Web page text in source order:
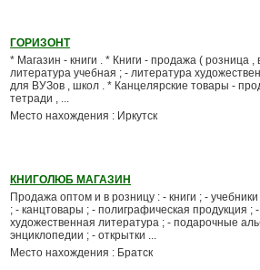
ГОРИЗОНТ
* Магазин - книги . * Книги - продажа ( розница ,
литература учебная ; - литература
для ВУЗов , школ . * Канцелярские товары -
тетради , ...
Место нахождения : Иркутск
КНИГОЛЮБ МАГАЗИН
Продажа оптом и в розницу : - книги ; -
; - канцтовары ; - полиграфическая продукция ;
художественная литература ; - подарочные
энциклопедии ; - открытки ...
Место нахождения : Братск